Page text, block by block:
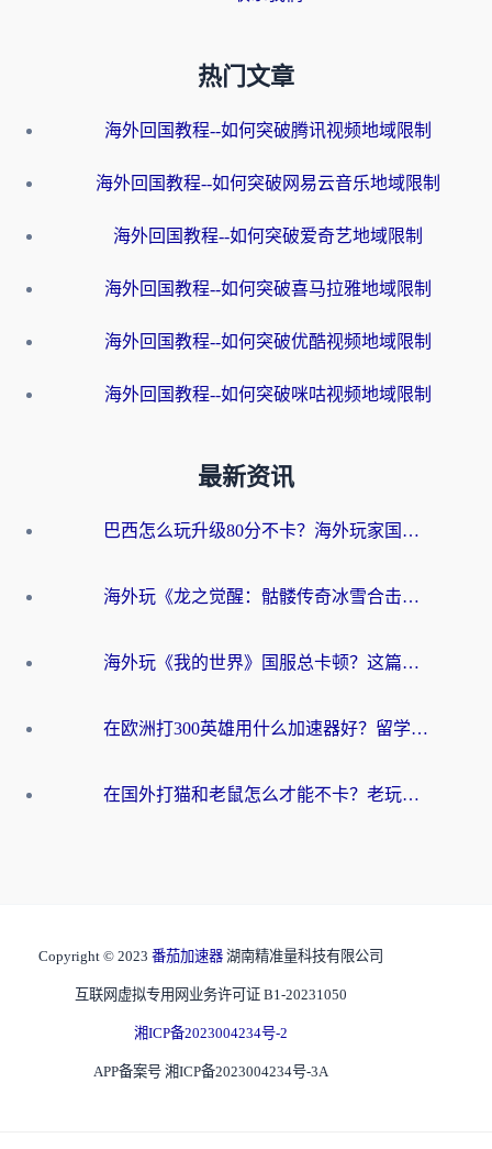
热门文章
海外回国教程--如何突破腾讯视频地域限制
海外回国教程--如何突破网易云音乐地域限制
海外回国教程--如何突破爱奇艺地域限制
海外回国教程--如何突破喜马拉雅地域限制
海外回国教程--如何突破优酷视频地域限制
海外回国教程--如何突破咪咕视频地域限制
最新资讯
巴西怎么玩升级80分不卡？海外玩家国服游戏加速器终极指南（附避坑技巧）
海外玩《龙之觉醒：骷髅传奇冰雪合击》延迟高？这篇指南帮你解决卡顿烦恼！
海外玩《我的世界》国服总卡顿？这篇我的世界游戏加速器指南帮你解决所有问题
在欧洲打300英雄用什么加速器好？留学生亲测有效的解决方案来了
在国外打猫和老鼠怎么才能不卡？老玩家亲测的终极加速指南
Copyright © 2023 番茄加速器 湖南精准量科技有限公司
互联网虚拟专用网业务许可证 B1-20231050
湘ICP备2023004234号-2
APP备案号 湘ICP备2023004234号-3A